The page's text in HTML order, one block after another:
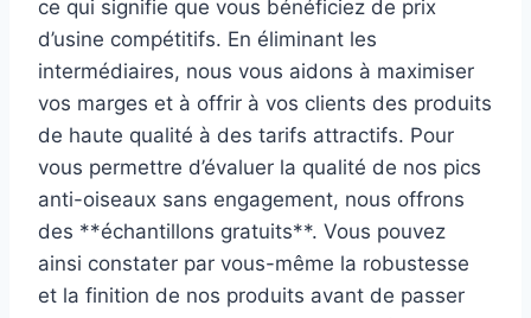
ce qui signifie que vous bénéficiez de prix
d’usine compétitifs. En éliminant les
intermédiaires, nous vous aidons à maximiser
vos marges et à offrir à vos clients des produits
de haute qualité à des tarifs attractifs. Pour
vous permettre d’évaluer la qualité de nos pics
anti-oiseaux sans engagement, nous offrons
des **échantillons gratuits**. Vous pouvez
ainsi constater par vous-même la robustesse
et la finition de nos produits avant de passer